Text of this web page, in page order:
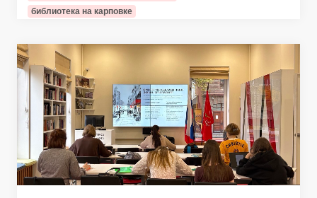
библиотека на карповке